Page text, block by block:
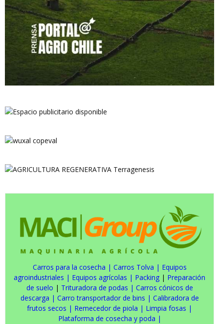
Carros para la cosecha | Carros Tolva | Equipos
agroindustriales | Equipos agrícolas | Packing | Preparación
de suelo | Trituradora de podas | Carros cónicos de
descarga | Carro transportador de bins | Calibradora de
frutos secos | Remecedor de piola | Limpia fosas |
Plataforma de cosecha y poda |